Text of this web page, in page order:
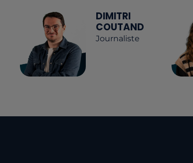
DIMITRI
COUTAND
Journaliste